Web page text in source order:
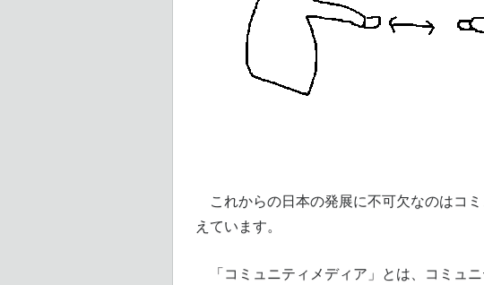
これからの日本の発展に不可欠なのはコ
えています。
「コミュニティメディア」とは、コミュ